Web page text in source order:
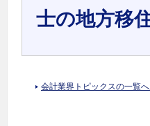
士の地方移
会計業界トピックスの一覧